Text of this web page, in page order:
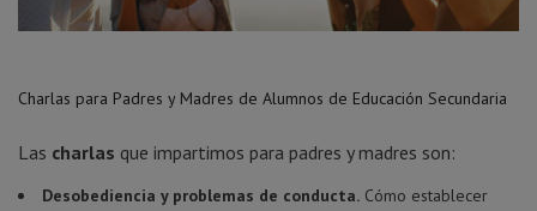
Charlas para Padres y Madres de Alumnos de Educación Secundaria
Las charlas que impartimos para padres y madres son:
Desobediencia y problemas de conducta. Cómo establecer